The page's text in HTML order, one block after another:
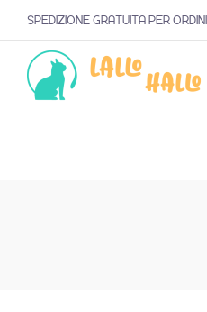
SPEDIZIONE GRATUITA PER